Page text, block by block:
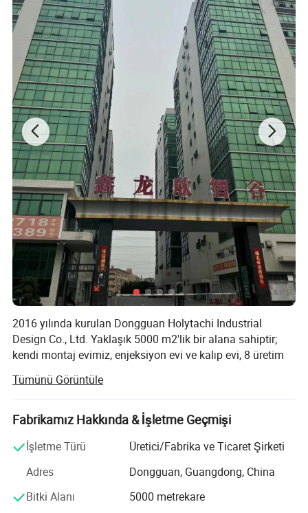
2016 yılında kurulan Dongguan Holytachi Industrial
Design Co., Ltd. Yaklaşık 5000 m2'lik bir alana sahiptir;
kendi montaj evimiz, enjeksiyon evi ve kalıp evi, 8 üretim
ekibiyle müşterilerimize beceri geliştiren çok güçlü yeni
ürünler sunabiliriz. 4 yıllık endüstriyel deneyimden bu yana
hayvan veya insan için farklı alanlarda birçok başarılı
model geliştirdik; çünkü birçok alan olduğundan bu
modelden yararlanabiliriz. Bir alandan yüksek bir marj
almıyoruz. Bu nedenle, pazarınızda kazanmanıza yardımcı
olacak rekabetçi bir fiyat sağlayabiliriz.
Tümünü Görüntüle
Fabrikamız Hakkında & İşletme Geçmişi
İşletme Türü
Üretici/Fabrika ve Ticaret Şirketi
Adres
Dongguan, Guangdong, China
Bitki Alanı
5000 metrekare